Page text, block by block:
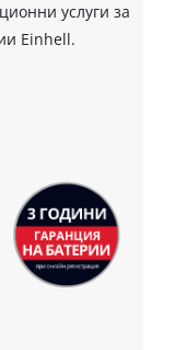
услуги за
Einhell.